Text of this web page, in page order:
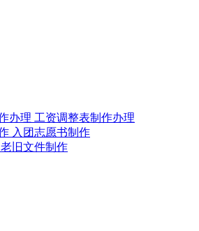
工资调整表制作办理
入团志愿书制作
老旧文件制作